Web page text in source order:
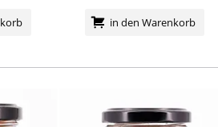
in den Warenkorb